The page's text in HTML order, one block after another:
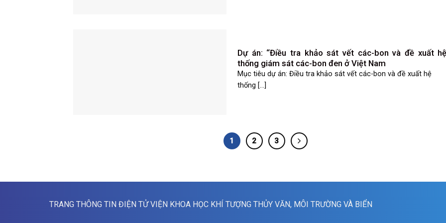
Dự án: “Điều tra khảo sát vết các-bon và đề xuất
thống giám sát các-bon đen ở Việt Nam
Mục tiêu dự án: Điều tra khảo sát vết các-bon và đề xuất hệ
thống [...]
1 2 3
TRANG THÔNG TIN ĐIỆN TỬ VIỆN KHOA HỌC KHÍ TƯỢNG THỦY VĂN, MÔI TRƯỜNG VÀ BIỂN